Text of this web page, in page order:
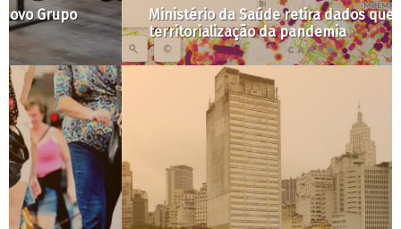
Ministério da Saúde retira dados que permitiam a
territorialização da pandemia